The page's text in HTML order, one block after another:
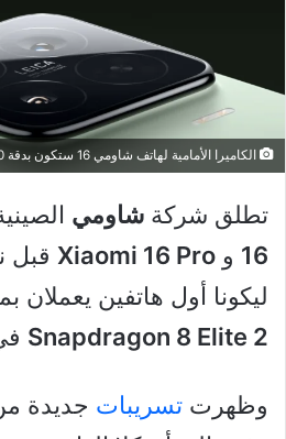
الكاميرا الأمامية لهاتف شاومي 16 ستكون بدقة 50 ميغابيكسل
تطلق شركة شاومي
16 و Xiaomi 16 Pro قبل
ليكونا أول هاتفين يعملان
Snapdragon 8 Elite 2
وظهرت تسريبات جديدة